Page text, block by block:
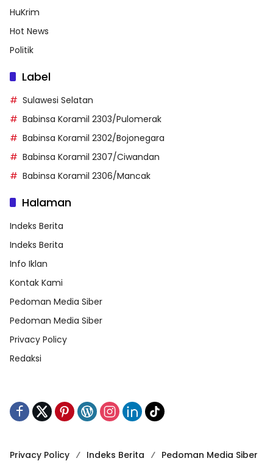
HuKrim
Hot News
Politik
Label
Sulawesi Selatan
Babinsa Koramil 2303/Pulomerak
Babinsa Koramil 2302/Bojonegara
Babinsa Koramil 2307/Ciwandan
Babinsa Koramil 2306/Mancak
Halaman
Indeks Berita
Indeks Berita
Info Iklan
Kontak Kami
Pedoman Media Siber
Pedoman Media Siber
Privacy Policy
Redaksi
Privacy Policy Indeks Berita
Pedoman Media Siber